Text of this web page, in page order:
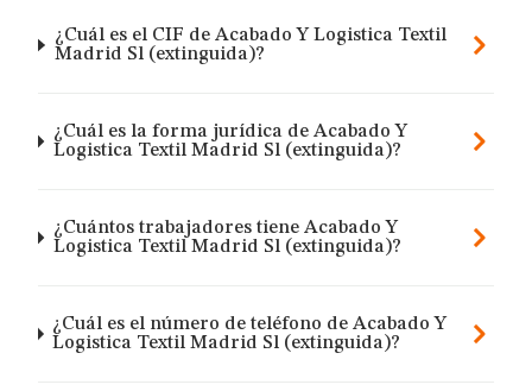
¿Cuál es el CIF de Acabado Y Logistica Textil
Madrid Sl (extinguida)?
¿Cuál es la forma jurídica de Acabado Y
Logistica Textil Madrid Sl (extinguida)?
¿Cuántos trabajadores tiene Acabado Y
Logistica Textil Madrid Sl (extinguida)?
¿Cuál es el número de teléfono de Acabado Y
Logistica Textil Madrid Sl (extinguida)?